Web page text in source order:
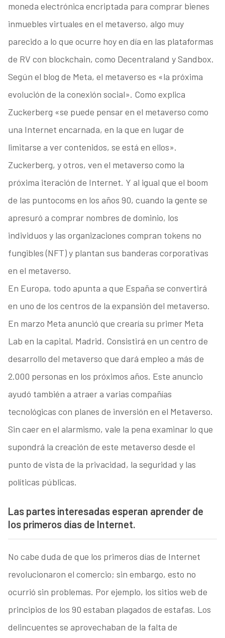
moneda electrónica encriptada para comprar bienes
inmuebles virtuales en el metaverso, algo muy
parecido a lo que ocurre hoy en día en las plataformas
de RV con blockchain, como Decentraland y Sandbox.
Según el blog de Meta, el metaverso es «la próxima
evolución de la conexión social». Como explica
Zuckerberg «se puede pensar en el metaverso como
una Internet encarnada, en la que en lugar de
limitarse a ver contenidos, se está en ellos».
Zuckerberg, y otros, ven el metaverso como la
próxima iteración de Internet. Y al igual que el boom
de las puntocoms en los años 90, cuando la gente se
apresuró a comprar nombres de dominio, los
individuos y las organizaciones compran tokens no
fungibles (NFT) y plantan sus banderas corporativas
en el metaverso.
En Europa, todo apunta a que España se convertirá
en uno de los centros de la expansión del metaverso.
En marzo Meta anunció que crearía su primer Meta
Lab en la capital, Madrid. Consistirá en un centro de
desarrollo del metaverso que dará empleo a más de
2.000 personas en los próximos años. Este anuncio
ayudó también a atraer a varias compañías
tecnológicas con planes de inversión en el Metaverso.
Sin caer en el alarmismo, vale la pena examinar lo que
supondrá la creación de este metaverso desde el
punto de vista de la privacidad, la seguridad y las
políticas públicas.
Las partes interesadas esperan aprender de
los primeros días de Internet.
No cabe duda de que los primeros días de Internet
revolucionaron el comercio; sin embargo, esto no
ocurrió sin problemas. Por ejemplo, los sitios web de
principios de los 90 estaban plagados de estafas. Los
delincuentes se aprovechaban de la falta de